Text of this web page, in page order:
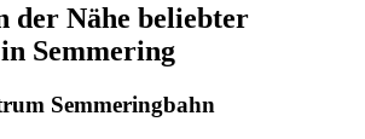
der Nähe beliebter
Semmering
Semmeringbahn